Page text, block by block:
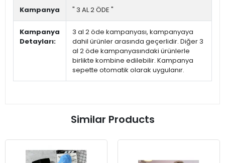
Kampanya " 3 AL 2 ÖDE "
Kampanya
Detayları:
3 al 2 öde kampanyası, kampanyaya
dahil ürünler arasında geçerlidir. Diğer 3
al 2 öde kampanyasındaki ürünlerle
birlikte kombine edilebilir. Kampanya
sepette otomatik olarak uygulanır.
Similar Products